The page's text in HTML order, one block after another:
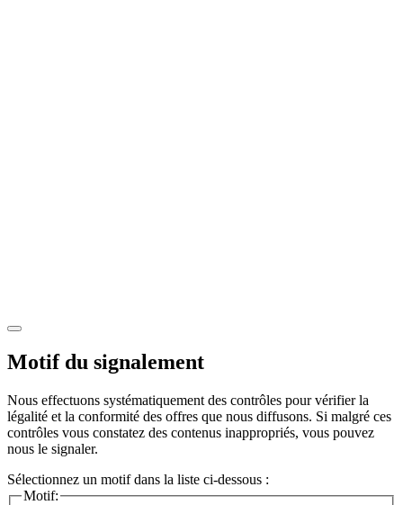
Motif du signalement
Nous effectuons systématiquement des contrôles pour vérifier la
légalité et la conformité des offres que nous diffusons. Si malgré ces
contrôles vous constatez des contenus inappropriés, vous pouvez
nous le signaler.
Sélectionnez un motif dans la liste ci-dessous :
Motif: